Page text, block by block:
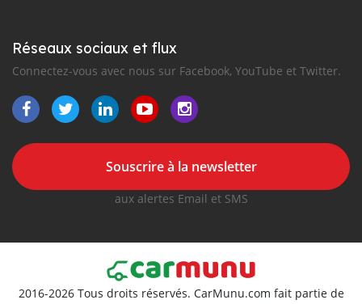
Réseaux sociaux et flux
Connectez-vous avec nous sur Facebook, YouTube et Twitter.
Souscrire à la newsletter
aux alertes Email et SMS
2016-2026 Tous droits réservés. CarMunu.com fait partie de